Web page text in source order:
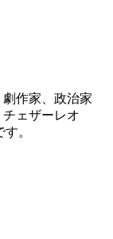
作家、政治家
ェザーレオ
。